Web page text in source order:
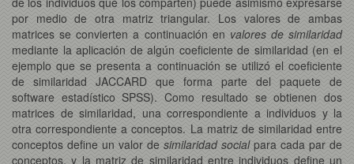
por medio de otra matriz triangular. Los valores de ambas
matrices se convierten a continuación en valores de similaridad
mediante la aplicación de algún coeficiente de similaridad (en el
ejemplo que se presenta a continuación se utilizó el coeficiente
de similaridad JACCARD que forma parte del paquete de
software estadístico SPSS). Como resultado se obtienen dos
matrices de similaridad, una correspondiente a individuos y la
otra correspondiente a conceptos. La matriz de similaridad entre
conceptos define un valor de similaridad socialpara cada par de
conceptos, y la matriz de similaridad entre individuos define un